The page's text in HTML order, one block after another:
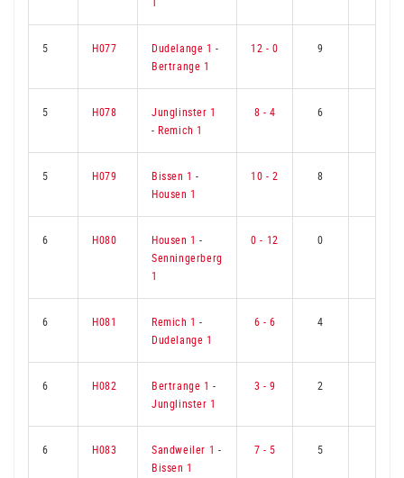
5 H077 Dudelange 1 -
Bertrange 1
12 - 0 9
5 H078
Junglinster 1
- Remich 1
8 - 4 6
5 H079 Bissen 1 -
Housen 1
10 - 2 8
6 H080 Housen 1 -
Senningerberg
1
0 - 12 0
6 H081 Remich 1 -
Dudelange 1
6 - 6 4
6 H082 Bertrange 1 -
Junglinster 1
3 - 9 2
6 H083 Sandweiler 1 -
Bissen 1
7 - 5 5